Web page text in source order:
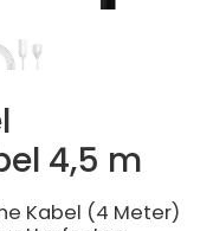
4,5 m
Kabel (4 Meter)